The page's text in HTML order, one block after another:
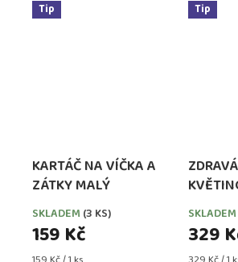
Tip
KARTÁČ NA VÍČKA A
ZÁTKY MALÝ
SKLADEM (3 KS)
159 Kč
Tip
SKLADEM
329